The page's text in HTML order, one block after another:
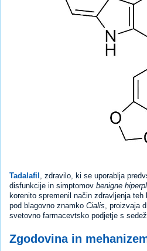
Tadalafil , zdravilo, ki se uporablja
disfunkcije in simptomov benigne
korenito spremenil način zdravljenja
pod blagovno znamko Cialis , proizvaja
svetovno farmacevtsko podjetje s
Zgodovina in